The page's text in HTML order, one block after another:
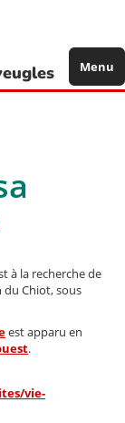
Menu
à la recherche de
du Chiot, sous
est apparu en
.
vie-